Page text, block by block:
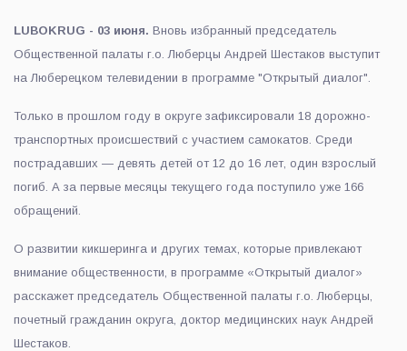
LUBOKRUG - 03 июня. Вновь избранный председатель
Общественной палаты г.о. Люберцы Андрей Шестаков выступит
на Люберецком телевидении в программе "Открытый диалог".
Только в прошлом году в округе зафиксировали 18 дорожно-
транспортных происшествий с участием самокатов. Среди
пострадавших — девять детей от 12 до 16 лет, один взрослый
погиб. А за первые месяцы текущего года поступило уже 166
обращений.
О развитии кикшеринга и других темах, которые привлекают
внимание общественности, в программе «Открытый диалог»
расскажет председатель Общественной палаты г.о. Люберцы,
почетный гражданин округа, доктор медицинских наук Андрей
Шестаков.